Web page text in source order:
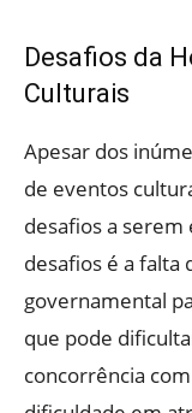
Desafios da
Culturais
Apesar dos
de eventos
desafios a
desafios é a falta
governamental
que pode
concorrência